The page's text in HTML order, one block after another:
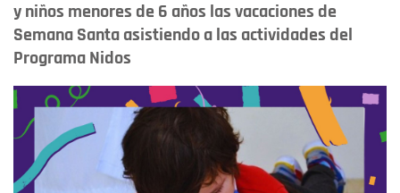
y niños menores de 6 años las vacaciones de
Semana Santa asistiendo a las actividades del
Programa Nidos